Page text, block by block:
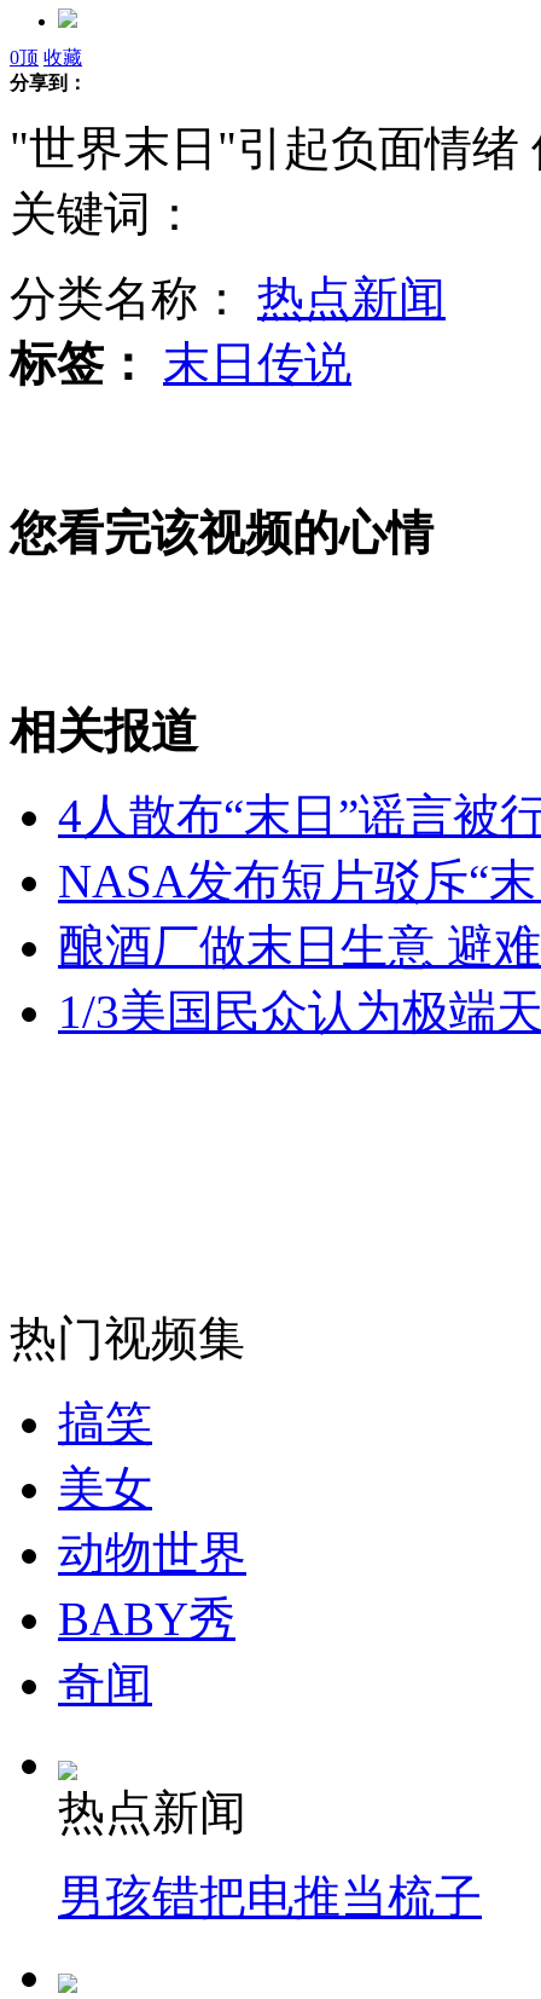
选民对自由、民主两大政党执政前景都不看好
叶诗文夺冠 成就中国首个大满贯
4人散布“末日”谣言被拘留10天
公司设"睡衣日" 穿睡衣上班还发钱
鹩哥学说脏话 被关禁闭重新学习
山西运城恶犬咬伤多人 警民合力深夜将其击毙
外交部：有关国家言论片面不公正
纽约上演“枕头大战”
司机酒驾遇交警 急速倒车逃窜
0顶 收藏
分享到：
"世界末日"引起负面情绪
关键词：
分类名称： 热点新闻
标签：
末日传说
您看完该视频的心情
相关报道
4人散布“末日”谣言被
NASA发布短片驳斥“
酿酒厂做末日生意 避
1/3美国民众认为极端
热门视频集
搞笑
美女
动物世界
BABY秀
奇闻
热点新闻
男孩错把电推当梳子